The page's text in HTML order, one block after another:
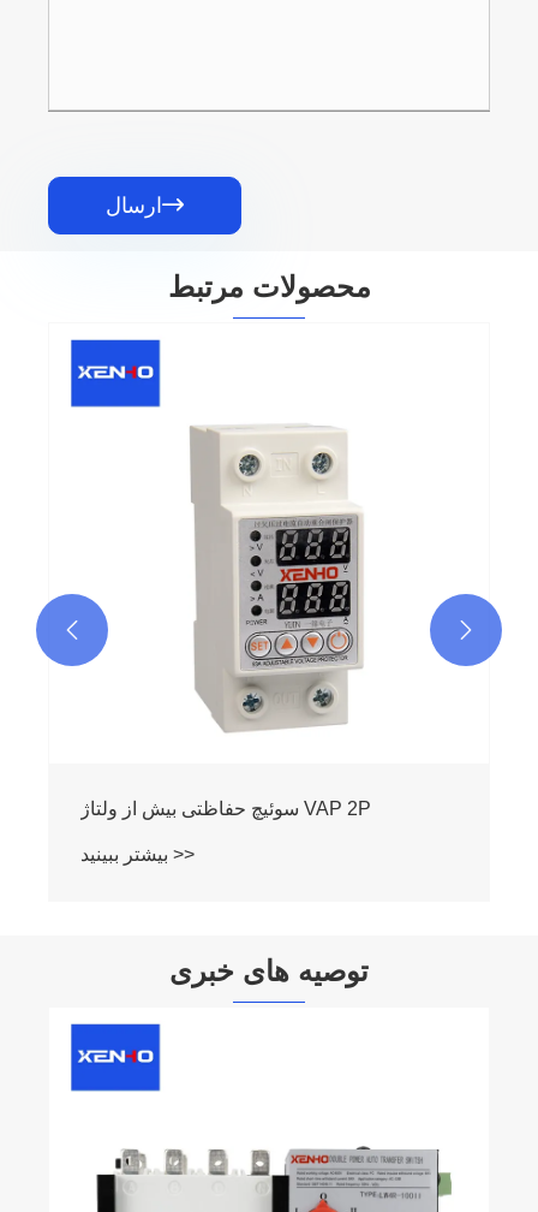
ارسال 
محصولات مرتبط
سوئیچ حفاظتی بیش از ولتاژ VAP 2P
بیشتر ببینید >>
 
توصیه های خبری